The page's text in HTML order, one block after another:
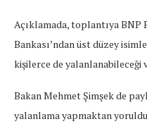
Açıklamada, toplantıya BNP
Bankası’ndan üst düzey
kişilerce de yalanlanabileceği
Bakan Mehmet Şimşek de
yalanlama yapmaktan